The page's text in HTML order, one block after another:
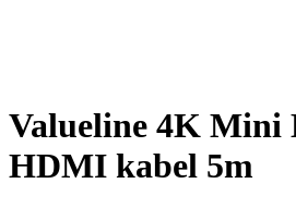
Valueline 4K Mini
HDMI kabel 5m